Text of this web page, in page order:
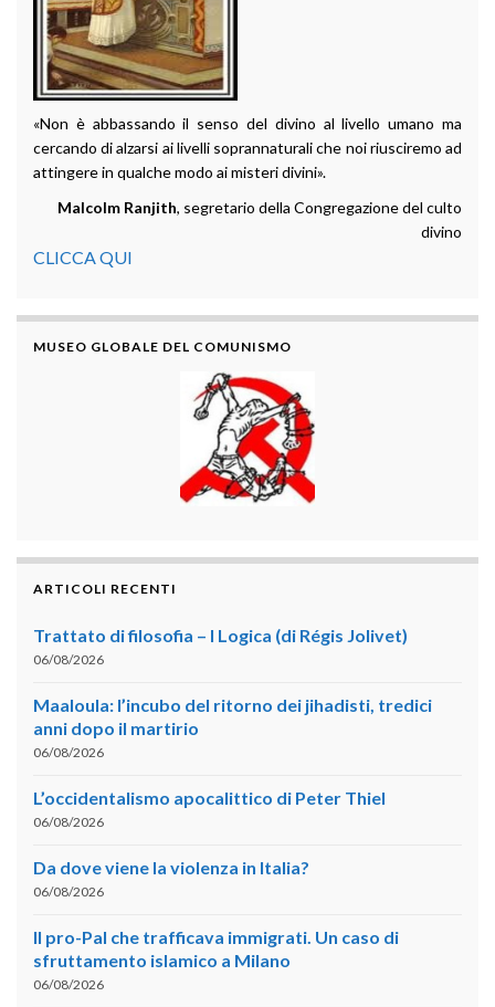
«Non è abbassando il senso del divino al livello umano ma
cercando di alzarsi ai livelli soprannaturali che noi riusciremo ad
attingere in qualche modo ai misteri divini».
Malcolm Ranjith, segretario della Congregazione del culto
divino
CLICCA QUI
MUSEO GLOBALE DEL COMUNISMO
ARTICOLI RECENTI
Trattato di filosofia – I Logica (di Régis Jolivet)
06/08/2026
Maaloula: l’incubo del ritorno dei jihadisti, tredici
anni dopo il martirio
06/08/2026
L’occidentalismo apocalittico di Peter Thiel
06/08/2026
Da dove viene la violenza in Italia?
06/08/2026
Il pro-Pal che trafficava immigrati. Un caso di
sfruttamento islamico a Milano
06/08/2026